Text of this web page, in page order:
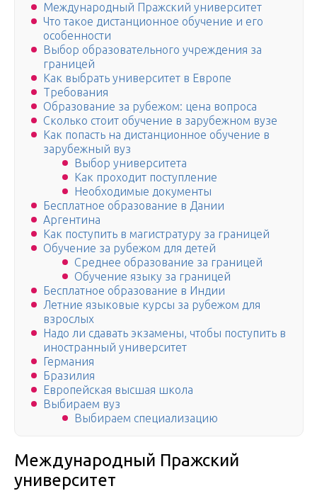
Международный Пражский университет
Что такое дистанционное обучение и его
особенности
Выбор образовательного учреждения за
границей
Как выбрать университет в Европе
Требования
Образование за рубежом: цена вопроса
Сколько стоит обучение в зарубежном вузе
Как попасть на дистанционное обучение в
зарубежный вуз
Выбор университета
Как проходит поступление
Необходимые документы
Бесплатное образование в Дании
Аргентина
Как поступить в магистратуру за границей
Обучение за рубежом для детей
Среднее образование за границей
Обучение языку за границей
Бесплатное образование в Индии
Летние языковые курсы за рубежом для
взрослых
Надо ли сдавать экзамены, чтобы поступить в
иностранный университет
Германия
Бразилия
Европейская высшая школа
Выбираем вуз
Выбираем специализацию
Международный Пражский
университет